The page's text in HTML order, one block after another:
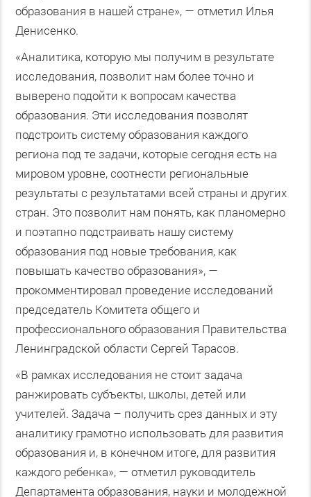
образования в нашей стране», — отметил Илья
Денисенко.
«Аналитика, которую мы получим в результате
исследования, позволит нам более точно и
выверено подойти к вопросам качества
образования. Эти исследования позволят
подстроить систему образования каждого
региона под те задачи, которые сегодня есть на
мировом уровне, соотнести региональные
результаты с результатами всей страны и других
стран. Это позволит нам понять, как планомерно
и поэтапно подстраивать нашу систему
образования под новые требования, как
повышать качество образования», —
прокомментировал проведение исследований
председатель Комитета общего и
профессионального образования Правительства
Ленинградской области Сергей Тарасов.
«В рамках исследования не стоит задача
ранжировать субъекты, школы, детей или
учителей. Задача – получить срез данных и эту
аналитику грамотно использовать для развития
образования и, в конечном итоге, для развития
каждого ребенка», — отметил руководитель
Департамента образования, науки и молодежной